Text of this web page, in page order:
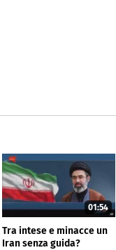
01:54
Tra intese e minacce un
Iran senza guida?